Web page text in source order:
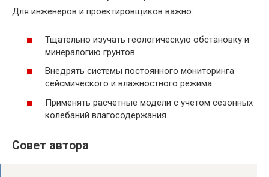
Для инженеров и проектировщиков важно:
Тщательно изучать геологическую обстановку и
минералогию грунтов.
Внедрять системы постоянного мониторинга
сейсмического и влажностного режима.
Применять расчетные модели с учетом сезонных
колебаний влагосодержания.
Совет автора